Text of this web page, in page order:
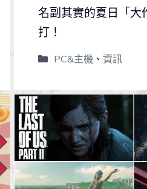
名副其實的夏日「大
打！
PC&主機 、 資訊